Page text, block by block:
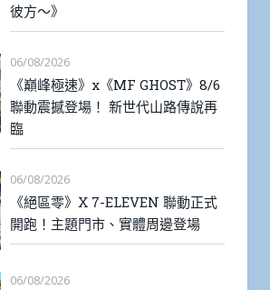
彼方～》
06/08/2026
《巔峰極速》x《MF GHOST》8/6
聯動震撼登場！ 新世代山路傳說再
臨
06/08/2026
《絕區零》X 7-ELEVEN 聯動正式
開跑！主題門市、實體周邊登場
06/08/2026